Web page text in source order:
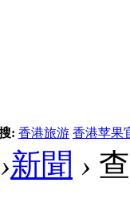
: 香港旅游 香港苹果
›新聞 ›